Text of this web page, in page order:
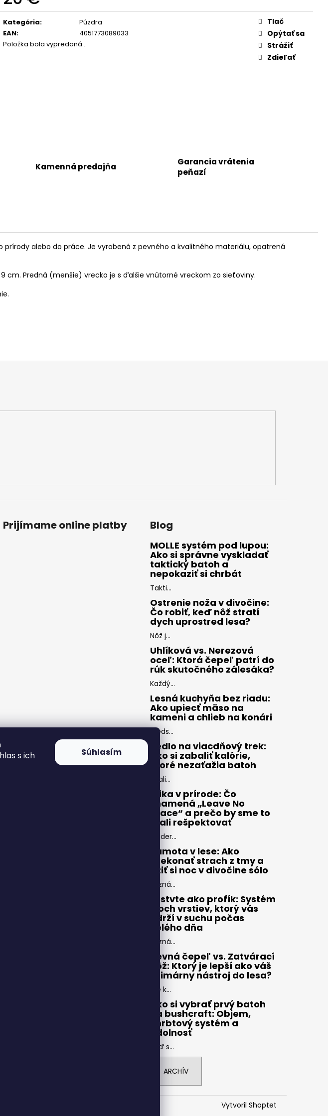
s ich
Súhlasím
Jednotková
cena:
Kategória:
Púzdra
EAN:
4051773089033
Položka bola vypredaná…
Tlač
Opýtať sa
Strážiť
Zdieľať
Kamenná predajňa
Garancia vrátenia
peňazí
alebo do práce. Je vyrobená z pevného a kvalitného materiálu, opatrená
cm. Predná (menšie) vrecko je s ďalšie vnútorné vreckom zo sieťoviny.
Prijímame online platby Blog
MOLLE systém pod lupou:
Ako si správne vyskladať
taktický batoh a
nepokaziť si chrbát
Takti...
Ostrenie noža v divočine:
Čo robiť, keď nôž stratí
dych uprostred lesa?
Nôž j...
Uhlíková vs. Nerezová
oceľ: Ktorá čepeľ patrí do
rúk skutočného zálesáka?
Každý...
Lesná kuchyňa bez riadu:
Ako upiecť mäso na
kameni a chlieb na konári
Preds...
Jedlo na viacdňový trek:
Ako si zabaliť kalórie,
ktoré nezaťažia batoh
Zbali...
Etika v prírode: Čo
znamená „Leave No
Trace“ a prečo by sme to
mali rešpektovať
Moder...
Samota v lese: Ako
prekonať strach z tmy a
užiť si noc v divočine sólo
Pozná...
Vrstvte ako profík: Systém
troch vrstiev, ktorý vás
udrží v suchu počas
celého dňa
Pozná...
Pevná čepeľ vs. Zatvárací
nôž: Ktorý je lepší ako váš
primárny nástroj do lesa?
Pre k...
Ako si vybrať prvý batoh
na bushcraft: Objem,
chrbtový systém a
odolnosť
Keď s...
ARCHÍV
Vytvoril Shoptet